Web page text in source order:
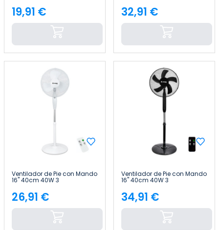
Home
Precio
19,91 € Home
Precio
32,91 €
Ventilador de Pie con Mando
16" 40cm 40W 3
Blanco Thinia Home
Precio
26,91 €
Ventilador de Pie con Mando
16" 40cm 40W 3
Raydan Home
Precio
34,91 €